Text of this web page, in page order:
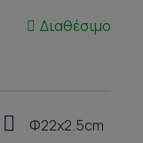
Διαθέσιμο
Φ22x2.5cm